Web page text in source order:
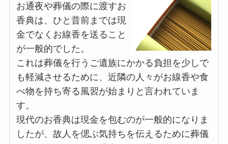
お通夜や葬儀の際に渡すお
香典は、ひと昔前までは現
金でなくお線香を送ること
が一般的でした。
これは葬儀を行うご遺族にかかる負担を少しで
も軽減させるために、近隣の人々がお線香や食
べ物を持ち寄る風習が始まりと言われていま
す。
現代のお香典は現金を包むのが一般的になりま
したが、故人を偲ぶ気持ちを伝えるために葬儀